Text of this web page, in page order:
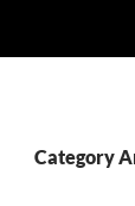
Category